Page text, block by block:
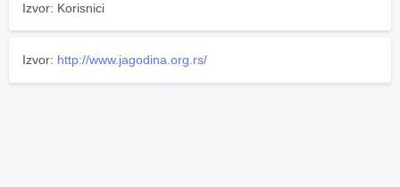
Izvor: Korisnici
Izvor: http://www.jagodina.org.rs/